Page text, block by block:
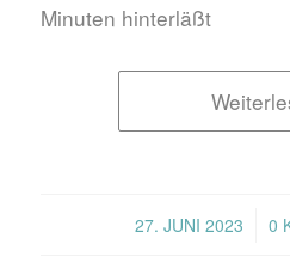
Minuten hinterläßt
27. JUNI 2023
/ 0